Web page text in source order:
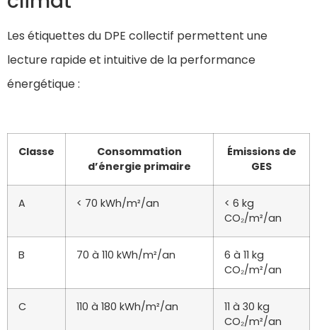
Les étiquettes du DPE collectif permettent une
lecture rapide et intuitive de la performance
énergétique :
Classe
Consommation
d’énergie primaire
Émissions de
GES
A < 70 kWh/m²/an
< 6 kg
CO₂/m²/an
B 70 à 110 kWh/m²/an
6 à 11 kg
CO₂/m²/an
C 110 à 180 kWh/m²/an
11 à 30 kg
CO₂/m²/an